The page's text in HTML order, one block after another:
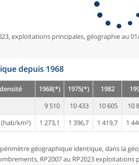
exploitations principales, géographie au
depuis 1968
1968(*) 1975(*) 1982
9 510 10 433 10 605 10
km²)
1 273,1 1 396,7 1 419,7 1
géographique identique, dans la
RP2007 au RP2023 exploitations